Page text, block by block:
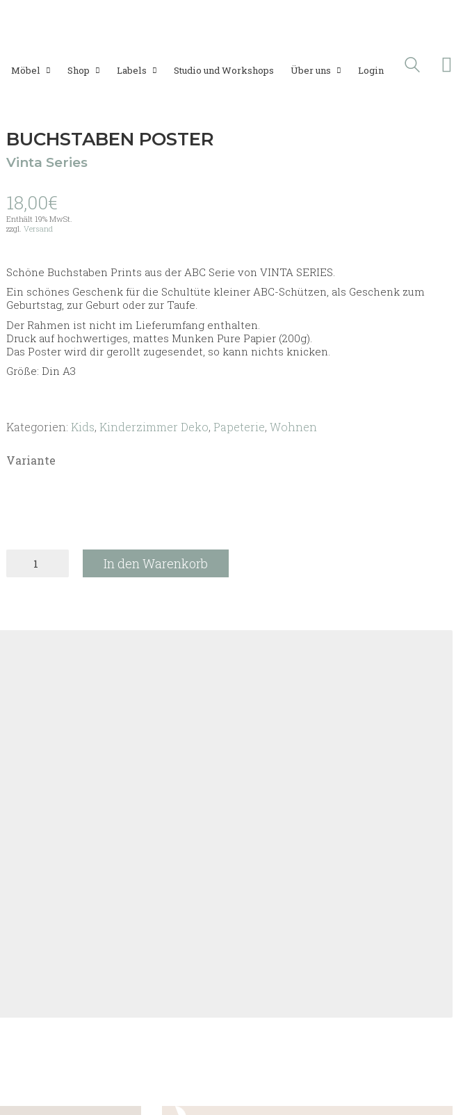
Möbel Shop Labels Studio und Workshops Über uns Login
BUCHSTABEN POSTER
Vinta Series
18,00€
Enthält 19% MwSt.
zzgl. Versand
Schöne Buchstaben Prints aus der ABC Serie von VINTA SERIES.
Ein schönes Geschenk für die Schultüte kleiner ABC-Schützen, als Geschenk zum
Geburtstag, zur Geburt oder zur Taufe.
Der Rahmen ist nicht im Lieferumfang enthalten.
Druck auf hochwertiges, mattes Munken Pure Papier (200g).
Das Poster wird dir gerollt zugesendet, so kann nichts knicken.
Größe: Din A3
Kategorien: Kids, Kinderzimmer Deko, Papeterie, Wohnen
Variante
Poster
In den Warenkorb